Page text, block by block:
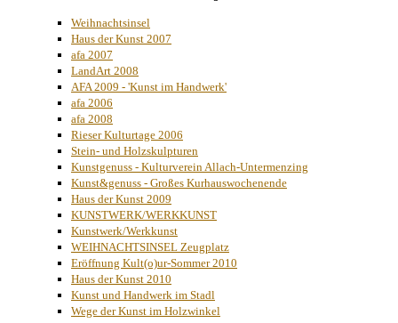
Weihnachtsinsel
Haus der Kunst 2007
afa 2007
LandArt 2008
AFA 2009 - 'Kunst im Handwerk'
afa 2006
afa 2008
Rieser Kulturtage 2006
Stein- und Holzskulpturen
Kunstgenuss - Kulturverein Allach-Untermenzing
Kunst&genuss - Großes Kurhauswochenende
Haus der Kunst 2009
KUNSTWERK/WERKKUNST
Kunstwerk/Werkkunst
WEIHNACHTSINSEL Zeugplatz
Eröffnung Kult(o)ur-Sommer 2010
Haus der Kunst 2010
Kunst und Handwerk im Stadl
Wege der Kunst im Holzwinkel